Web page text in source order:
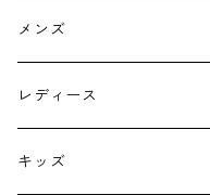
メンズ
トップス
ボトムス
レディース
トップス
キッズ